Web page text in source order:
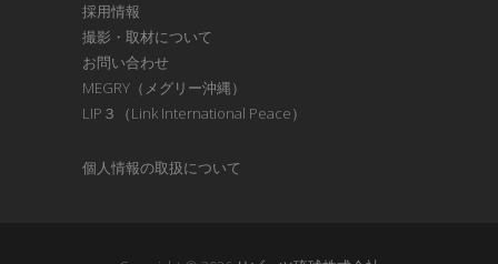
採用情報
撮影・取材について
お問い合わせ
MEGRY（メグリー沖縄）
LIP３（Link International Peace）
個人情報の取扱について